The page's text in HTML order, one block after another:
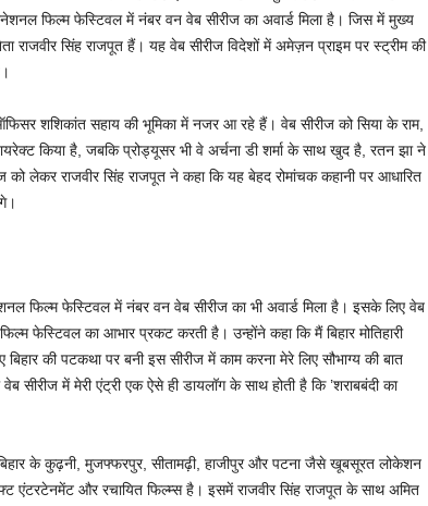
फिल्म फेस्टिवल में नंबर वन वेब सीरीज का अवार्ड मिला है। जिस में मुख्य
राजवीर सिंह राजपूत हैं। यह वेब सीरीज विदेशों में अमेज़न प्राइम पर स्ट्रीम की
ऑफिसर शशिकांत सहाय की भूमिका में नजर आ रहे हैं। वेब सीरीज को सिया के राम,
किया है, जबकि प्रोड्यूसर भी वे अर्चना डी शर्मा के साथ खुद है, रतन झा ने
को लेकर राजवीर सिंह राजपूत ने कहा कि यह बेहद रोमांचक कहानी पर आधारित
फिल्म फेस्टिवल में नंबर वन वेब सीरीज का भी अवार्ड मिला है। इसके लिए वेब
फेस्टिवल का आभार प्रकट करती है। उन्होंने कहा कि मैं बिहार मोतिहारी
की पटकथा पर बनी इस सीरीज में काम करना मेरे लिए सौभाग्य की बात
सीरीज में मेरी एंट्री एक ऐसे ही डायलॉग के साथ होती है कि ’शराबबंदी का
के कुढ़नी, मुजफ्फरपुर, सीतामढ़ी, हाजीपुर और पटना जैसे खूबसूरत लोकेशन
एंटरटेनमेंट और रचायित फिल्म्स है। इसमें राजवीर सिंह राजपूत के साथ अमित